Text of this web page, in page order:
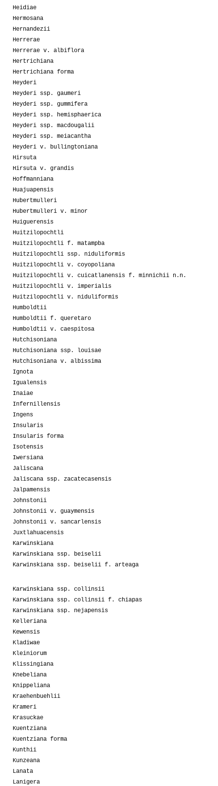
Heidiae
Hermosana
Hernandezii
Herrerae
Herrerae v. albiflora
Hertrichiana
Hertrichiana forma
Heyderi
Heyderi ssp. gaumeri
Heyderi ssp. gummifera
Heyderi ssp. hemisphaerica
Heyderi ssp. macdougalii
Heyderi ssp. meiacantha
Heyderi v. bullingtoniana
Hirsuta
Hirsuta v. grandis
Hoffmanniana
Huajuapensis
Hubertmulleri
Hubertmulleri v. minor
Huiguerensis
Huitzilopochtli
Huitzilopochtli f. matampba
Huitzilopochtli ssp. niduliformis
Huitzilopochtli v. coyopoliana
Huitzilopochtli v. cuicatlanensis f. minnichii n.n.
Huitzilopochtli v. imperialis
Huitzilopochtli v. niduliformis
Humboldtii
Humboldtii f. queretaro
Humboldtii v. caespitosa
Hutchisoniana
Hutchisoniana ssp. louisae
Hutchisoniana v. albissima
Ignota
Igualensis
Inaiae
Infernillensis
Ingens
Insularis
Insularis forma
Isotensis
Iwersiana
Jaliscana
Jaliscana ssp. zacatecasensis
Jalpamensis
Johnstonii
Johnstonii v. guaymensis
Johnstonii v. sancarlensis
Juxtlahuacensis
Karwinskiana
Karwinskiana ssp. beiselii
Karwinskiana ssp. beiselii f. arteaga
Karwinskiana ssp. collinsii
Karwinskiana ssp. collinsii f. chiapas
Karwinskiana ssp. nejapensis
Kelleriana
Kewensis
Kladiwae
Kleiniorum
Klissingiana
Knebeliana
Knippeliana
Kraehenbuehlii
Krameri
Krasuckae
Kuentziana
Kuentziana forma
Kunthii
Kunzeana
Lanata
Lanigera